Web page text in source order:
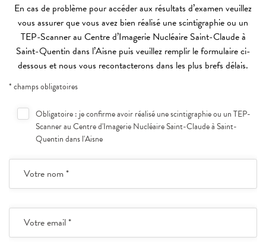
En cas de problème pour accéder aux résultats d’examen veuillez
vous assurer que vous avez bien réalisé une scintigraphie ou un
TEP-Scanner au Centre d’Imagerie Nucléaire Saint-Claude à
Saint-Quentin dans l’Aisne puis veuillez remplir le formulaire ci-
dessous et nous vous recontacterons dans les plus brefs délais.
* champs obligatoires
Obligatoire : je confirme avoir réalisé une scintigraphie ou un TEP-
Scanner au Centre d'Imagerie Nucléaire Saint-Claude à Saint-
Quentin dans l'Aisne
Votre nom *
Votre email *